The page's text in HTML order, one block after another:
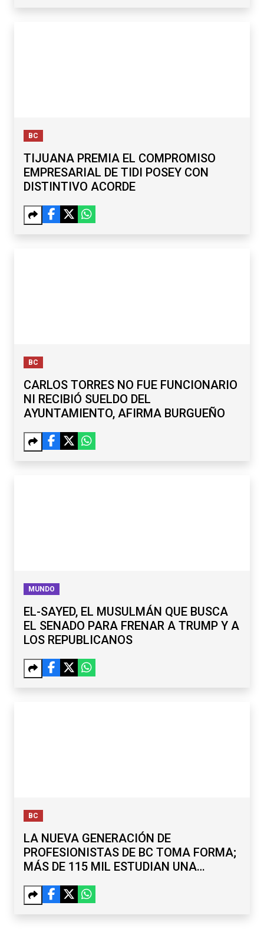
BC
TIJUANA PREMIA EL COMPROMISO
EMPRESARIAL DE TIDI POSEY CON
DISTINTIVO ACORDE
BC
CARLOS TORRES NO FUE FUNCIONARIO
NI RECIBIÓ SUELDO DEL
AYUNTAMIENTO, AFIRMA BURGUEÑO
MUNDO
EL-SAYED, EL MUSULMÁN QUE BUSCA
EL SENADO PARA FRENAR A TRUMP Y A
LOS REPUBLICANOS
BC
LA NUEVA GENERACIÓN DE
PROFESIONISTAS DE BC TOMA FORMA;
MÁS DE 115 MIL ESTUDIAN UNA